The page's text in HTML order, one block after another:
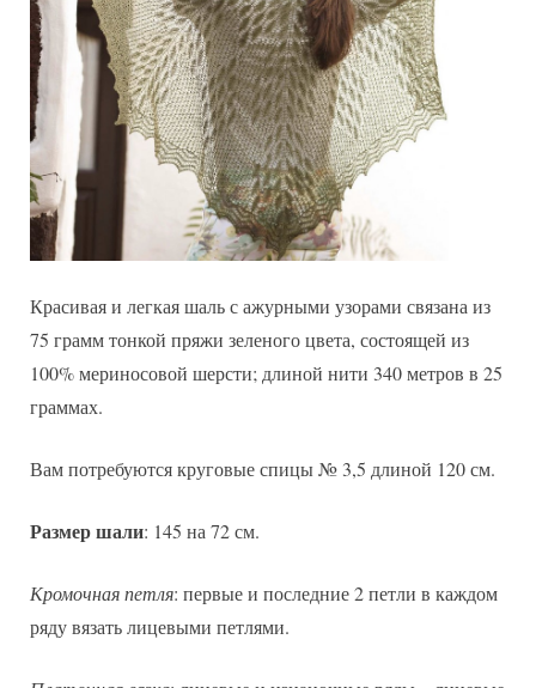
Красивая и легкая шаль с ажурными узорами связана из
75 грамм тонкой пряжи зеленого цвета, состоящей из
100% мериносовой шерсти; длиной нити 340 метров в 25
граммах.
Вам потребуются круговые спицы № 3,5 длиной 120 см.
Размер шали: 145 на 72 см.
Кромочная петля: первые и последние 2 петли в каждом
ряду вязать лицевыми петлями.